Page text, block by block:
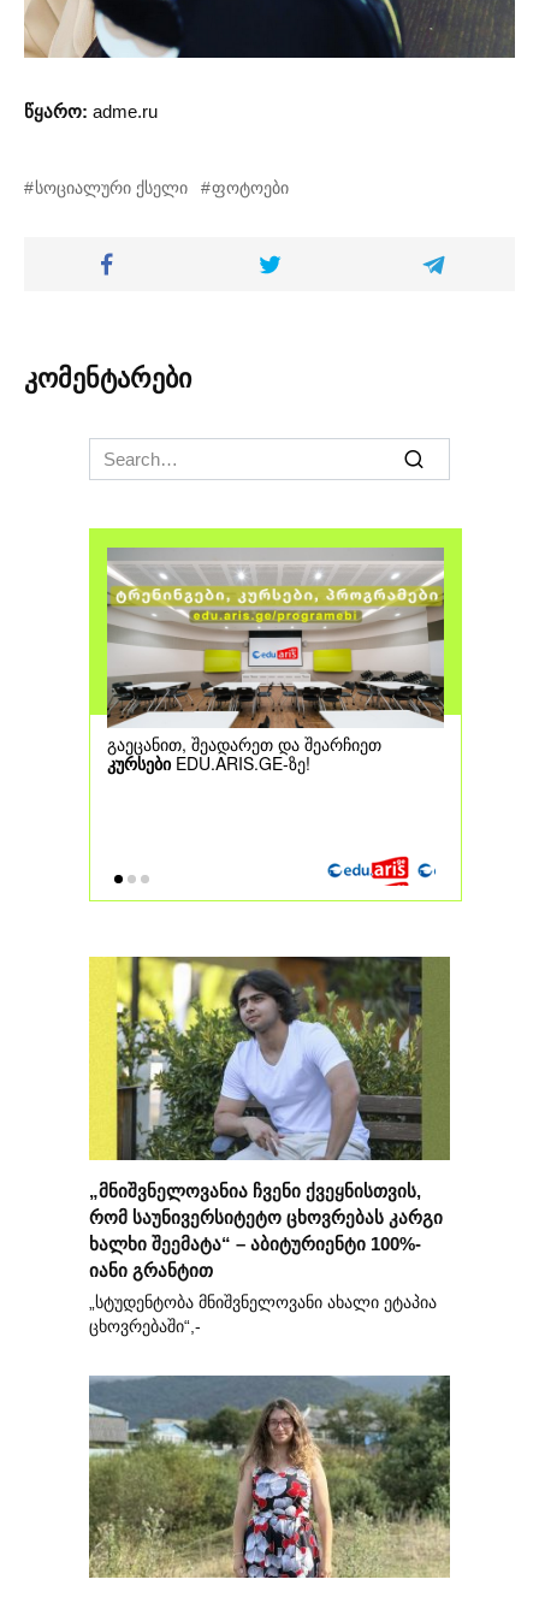
წყარო: adme.ru
სოციალური ქსელი ფოტოები
კომენტარები
Search
for:
„მნიშვნელოვანია ჩვენი ქვეყნისთვის,
რომ საუნივერსიტეტო ცხოვრებას კარგი
ხალხი შეემატა“ – აბიტურიენტი 100%-
იანი გრანტით
„სტუდენტობა მნიშვნელოვანი ახალი ეტაპია
ცხოვრებაში“,-